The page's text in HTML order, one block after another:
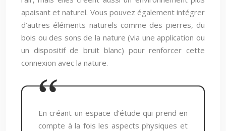
apaisant et naturel. Vous pouvez également intégrer
d’autres éléments naturels comme des pierres, du
bois ou des sons de la nature (via une application ou
un dispositif de bruit blanc) pour renforcer cette
connexion avec la nature.
En créant un espace d’étude qui prend en
compte à la fois les aspects physiques et